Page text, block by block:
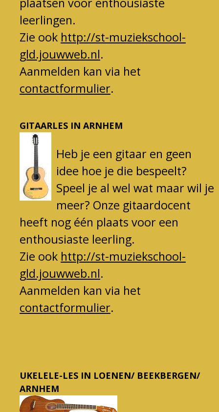
leerlingen.
Zie ook http://st-muziekschool-
gld.jouwweb.nl.
Aanmelden kan via het
contactformulier.
GITAARLES IN ARNHEM
Heb je een gitaar en geen
idee hoe je die bespeelt?
Speel je al wel wat maarwil je
meer? Onze gitaardocent
heeft nog één plaats voor een
enthousiaste leerling.
Zie ook http://st-muziekschool-
gld.jouwweb.nl.
Aanmelden kan via het
contactformulier.
UKELELE-LES IN LOENEN/ BEEKBERGEN/
ARNHEM